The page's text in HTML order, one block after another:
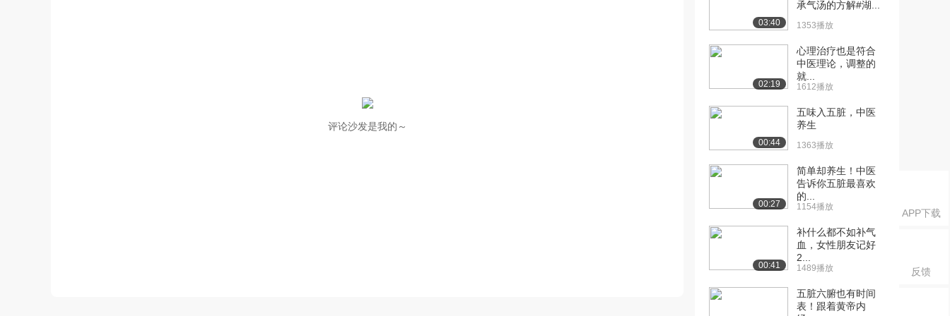
APP下载
反馈
评论沙发是我的～
03:40
承气汤的方解#湖...
1353播放
02:19
心理治疗也是符合
中医理论，调整的
就...
1612播放
00:44
五味入五脏，中医
养生
1363播放
00:27
简单却养生！中医
告诉你五脏最喜欢
的...
1154播放
00:41
补什么都不如补气
血，女性朋友记好
2...
1489播放
五脏六腑也有时间
表！跟着黄帝内